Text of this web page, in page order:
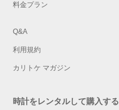
料金プラン
Q&A
利用規約
カリトケ マガジン
時計をレンタルして購入する